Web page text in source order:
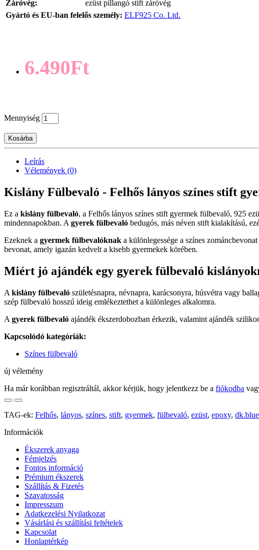
Záróvég:
ezüst pillangó stift záróvég
Gyártó és EU-ban felelős személy: ELF925 Co. Ltd.
6.490Ft
Mennyiség
Kosárba
Leírás
Vélemények (0)
Kislány Fülbevaló - Felhős lányos színes stift
Ez a kislány fülbevaló, a Felhős lányos színes stift gyermek fülbevaló, 925
mindennapokban. A gyerek fülbevaló bedugós, más néven stift kialakítású,
Ezeknek a gyermek fülbevalóknak a különlegessége a színes
bevonat, amely igazán kedvelt a kisebb gyermekek körében.
Miért jó ajándék egy gyerek fülbevaló
A kislány fülbevaló születésnapra, névnapra, karácsonyra, húsvétra vagy
szép fülbevaló hosszú ideig emlékeztethet a különleges alkalomra.
A gyerek fülbevaló ajándék ékszerdobozban érkezik, valamint ajándék
Kapcsolódó kategóriák:
Színes fülbevaló
új vélemény
Ha már korábban regisztráltál, akkor kérjük, hogy jelentkezz be a fiókodba
TAG-ek: Felhős, lányos, színes, stift, gyermek, fülbevaló, ezüst, epoxy, dk.blue
Információk
Ékszerek anyaga
Fémjelzés
Fontos információ
Prémium ékszerek
Szállítás & Fizetés
Szavatosság
Impresszum
Adatkezelési Nyilatkozat
Vásárlási és szállítási feltételek
Kapcsolat
Honlaptérkép